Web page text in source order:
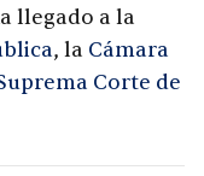
llegado a la
, la Cámara
Corte de